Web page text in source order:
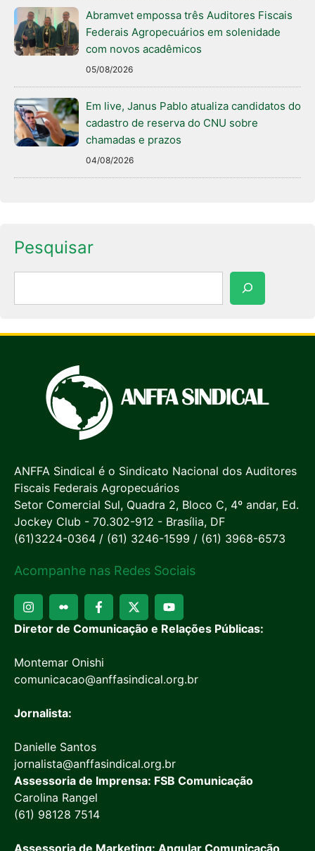
Abramvet empossa três Auditores Fiscais
Federais Agropecuários em solenidade
com novos acadêmicos
05/08/2026
Em live, Janus Pablo atualiza candidatos do
cadastro de reserva do CNU sobre
chamadas e prazos
04/08/2026
Pesquisar
ANFFA Sindical é o Sindicato Nacional dos Auditores
Fiscais Federais Agropecuários
Setor Comercial Sul, Quadra 2, Bloco C, 4º andar, Ed.
Jockey Club - 70.302-912 - Brasília, DF
(61)3224-0364 / (61) 3246-1599 / (61) 3968-6573
Acompanhe nas Redes Sociais
Diretor de Comunicação e Relações Públicas:
Montemar Onishi
comunicacao@anffasindical.org.br
Jornalista:
Danielle Santos
jornalista@anffasindical.org.br
Assessoria de Imprensa: FSB Comunicação
Carolina Rangel
(61) 98128 7514
Assessoria de Marketing: Angular Comunicação